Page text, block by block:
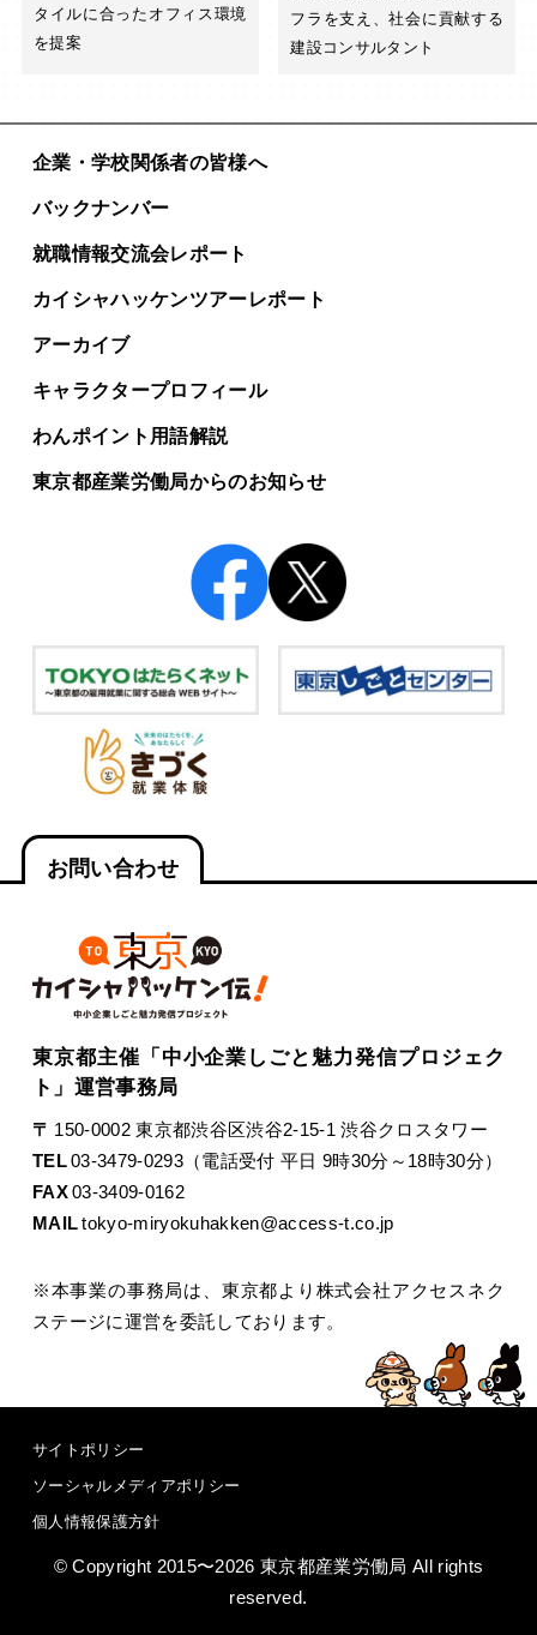
タイルに合ったオフィス環境
を提案
フラを支え、社会に貢献する
建設コンサルタント
企業・学校関係者の皆様へ
バックナンバー
就職情報交流会レポート
カイシャハッケンツアーレポート
アーカイブ
キャラクタープロフィール
わんポイント用語解説
東京都産業労働局からのお知らせ
お問い合わせ
東京都主催「中小企業しごと魅力発信プロジェク
ト」運営事務局
〒 150-0002 東京都渋谷区渋谷2-15-1 渋谷クロスタワー
TEL03-3479-0293（電話受付 平日 9時30分～18時30分）
FAX03-3409-0162
MAIL tokyo-miryokuhakken@access-t.co.jp
※本事業の事務局は、東京都より株式会社アクセスネク
ステージに運営を委託しております。
サイトポリシー
ソーシャルメディアポリシー
個人情報保護方針
© Copyright 2015〜2026 東京都産業労働局 All rights
reserved.